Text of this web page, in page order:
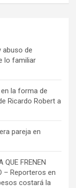
abuso de
lo familiar
la forma de
Ricardo Robert a
pareja en
QUE FRENEN
– Reporteros en
costará la